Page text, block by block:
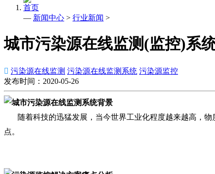
首页
— 新闻中心 > 行业新闻 >
城市污染源在线监测(监控)系
 污染源在线监测 污染源在线监测系统 污染源监控
发布时间：2020-05-26
随着科技的迅猛发展，当今世界工业化程度越来越高，物
点。